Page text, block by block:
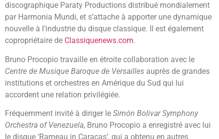
discographique Paraty Productions distribué mondialement
par Harmonia Mundi, et s’attache à apporter une dynamique
nouvelle à l’industrie du disque classique. Il est également
copropriétaire de Classiquenews.com.
Bruno Procopio travaille en étroite collaboration avec le
Centre de Musique Baroque de Versailles auprès de grandes
institutions et orchestres en Amérique du Sud qui lui
accordent une relation privilégiée.
Fréquemment invité à diriger le Simón Bolivar Symphony
Orchestra of Venezuela, Bruno Procopio a enregistré avec lui
le disque ‘Rameau in Caracas’, qui a obtenu en autres